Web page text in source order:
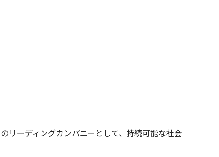
リーディングカンパニーとして、持続可能な社会